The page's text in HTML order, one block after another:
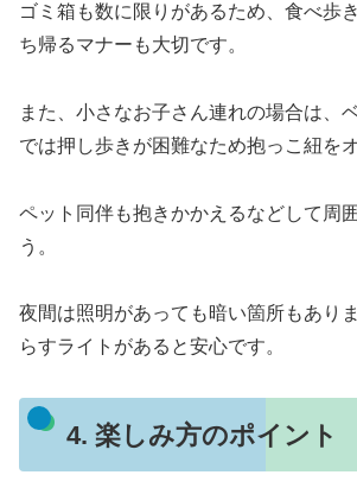
ゴミ箱も数に限りがあるため、食べ歩
ち帰るマナーも大切です。
また、小さなお子さん連れの場合は、
では押し歩きが困難なため抱っこ紐を
ペット同伴も抱きかかえるなどして周
う。
夜間は照明があっても暗い箇所もあり
らすライトがあると安心です。
4. 楽しみ方のポイント